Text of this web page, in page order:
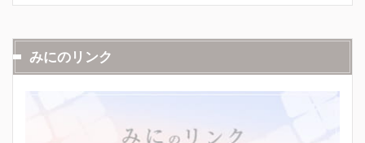
みにのリンク